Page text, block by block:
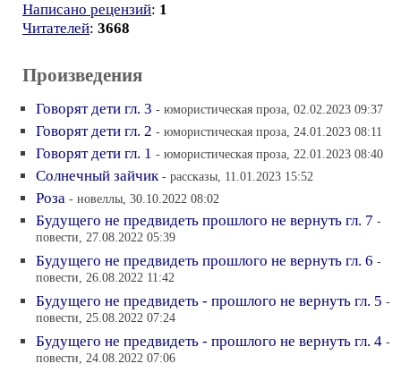
Написано рецензий: 1
Читателей: 3668
Произведения
Говорят дети гл. 3 - юмористическая проза, 02.02.2023 09:37
Говорят дети гл. 2 - юмористическая проза, 24.01.2023 08:11
Говорят дети гл. 1 - юмористическая проза, 22.01.2023 08:40
Солнечный зайчик - рассказы, 11.01.2023 15:52
Роза - новеллы, 30.10.2022 08:02
Будущего не предвидеть прошлого не вернуть гл. 7 -
повести, 27.08.2022 05:39
Будущего не предвидеть прошлого не вернуть гл. 6 -
повести, 26.08.2022 11:42
Будущего не предвидеть - прошлого не вернуть гл. 5 -
повести, 25.08.2022 07:24
Будущего не предвидеть - прошлого не вернуть гл. 4 -
повести, 24.08.2022 07:06